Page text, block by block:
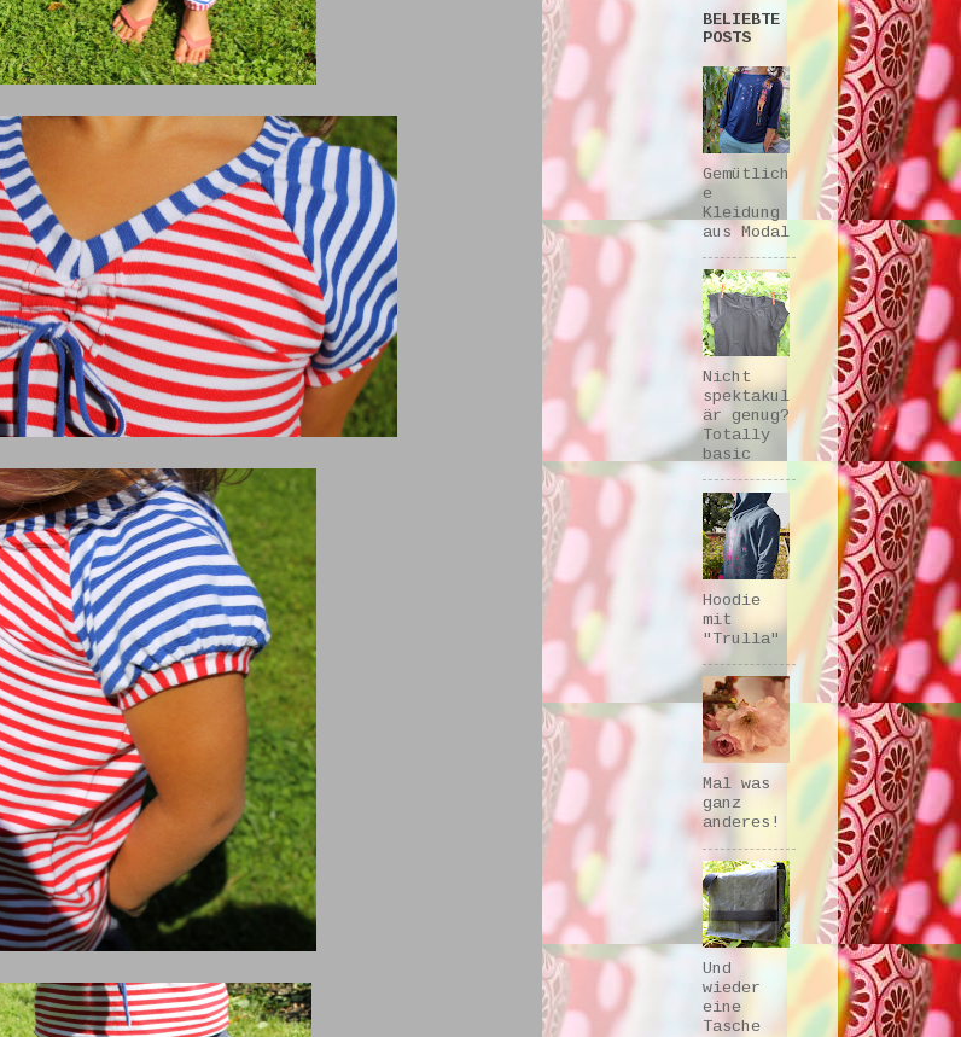
BELIEBTE
POSTS
Gemütlich
e
Kleidung
aus Modal
Nicht
spektakul
är genug?
Totally
basic
Hoodie
mit
"Trulla"
Mal was
ganz
anderes!
Und
wieder
eine
Tasche